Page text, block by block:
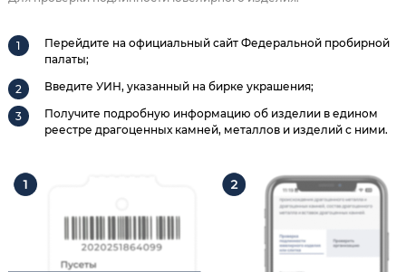
Перейдите на официальный сайт Федеральной пробирной
палаты;
Введите УИН, указанный на бирке украшения;
Получите подробную информацию об изделии в едином
реестре драгоценных камней, металлов и изделий с ними.